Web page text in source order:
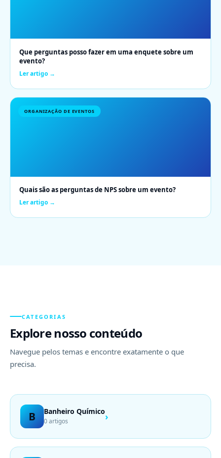
Que perguntas posso fazer em uma enquete sobre um
evento?
Ler artigo →
ORGANIZAÇÃO DE EVENTOS
Quais são as perguntas de NPS sobre um evento?
Ler artigo →
CATEGORIAS
Explore nosso conteúdo
Navegue pelos temas e encontre exatamente o que
precisa.
B Banheiro Químico
0 artigos ›